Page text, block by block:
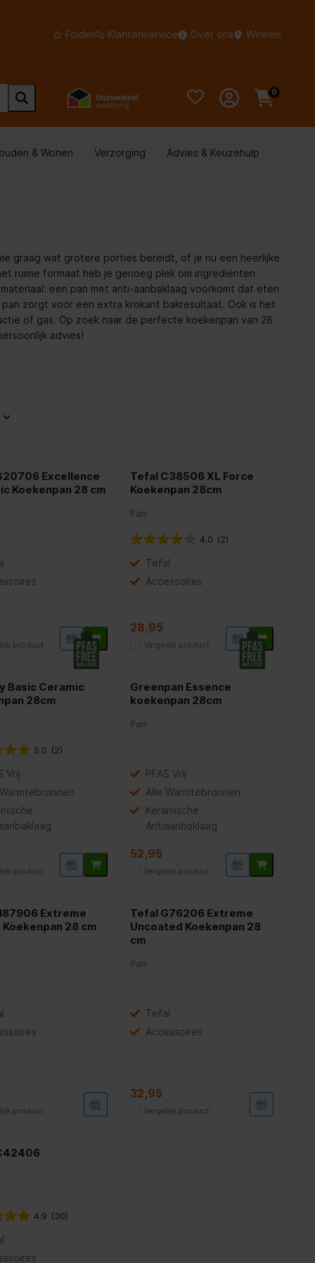
Folder Klantenservice Over ons Winkels
0
& Wonen Verzorging Advies & Keuzehulp
graag wat grotere porties bereidt, of je nu een heerlijke
ruime formaat heb je genoeg plek om ingrediënten
een pan met anti-aanbaklaag voorkomt dat eten
zorgt voor een extra krokant bakresultaat. Ook is het
of gas. Op zoek naar de perfecte koekenpan van 28
advies!
Excellence
Koekenpan 28 cm
product
Tefal C38506 XL Force
Koekenpan 28cm
Pan
4.0 (2)
Tefal
Accessoires
28,95
Vergelijk product
Basic Ceramic
28cm
5.0 (2)
Vrij
product
Greenpan Essence
koekenpan 28cm
Pan
PFAS Vrij
Alle Warmtebronnen
Keramische
Antiaanbaklaag
52,95
Vergelijk product
Extreme
28 cm
product
Tefal G76206 Extreme
Uncoated Koekenpan 28
cm
Pan
Tefal
Accessoires
32,95
Vergelijk product
4.9 (30)